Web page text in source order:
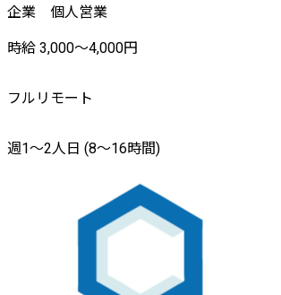
企業 個人営業
時給 3,000〜4,000円
フルリモート
週1〜2人日 (8〜16時間)